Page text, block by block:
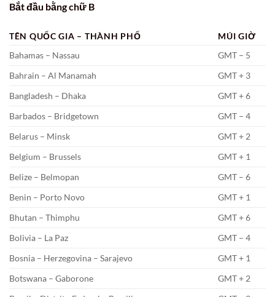
Bắt đầu bằng chữ B
TÊN QUỐC GIA – THÀNH PHỐ
MÚI GIỜ
Bahamas – Nassau
GMT – 5
Bahrain – Al Manamah
GMT + 3
Bangladesh – Dhaka
GMT + 6
Barbados – Bridgetown
GMT – 4
Belarus – Minsk
GMT + 2
Belgium – Brussels
GMT + 1
Belize – Belmopan
GMT – 6
Benin – Porto Novo
GMT + 1
Bhutan – Thimphu
GMT + 6
Bolivia – La Paz
GMT – 4
Bosnia – Herzegovina – Sarajevo
GMT + 1
Botswana – Gaborone
GMT + 2